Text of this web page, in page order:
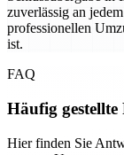
zuverlässig an
professionellen
ist.
FAQ
Häufig gestellte
Hier finden Sie